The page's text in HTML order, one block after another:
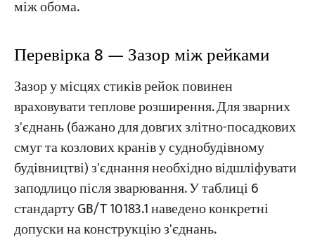
між обома.
Перевірка 8 — Зазор між рейками
Зазор у місцях стиків рейок повинен
враховувати теплове розширення. Для зварних
з'єднань (бажано для довгих злітно-посадкових
смуг та козлових кранів у суднобудівному
будівництві) з'єднання необхідно відшліфувати
заподлицо після зварювання. У таблиці 6
стандарту GB/T 10183.1 наведено конкретні
допуски на конструкцію з'єднань.